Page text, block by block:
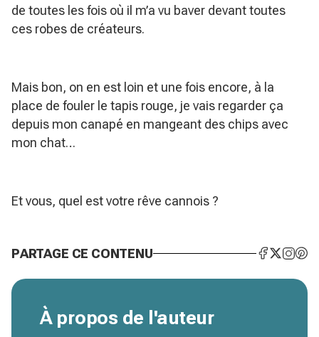
de toutes les fois où il m’a vu baver devant toutes
ces robes de créateurs.
Mais bon, on en est loin et une fois encore, à la
place de fouler le tapis rouge, je vais regarder ça
depuis mon canapé en mangeant des chips avec
mon chat…
Et vous, quel est votre rêve cannois ?
PARTAGE CE CONTENU
À propos de l'auteur